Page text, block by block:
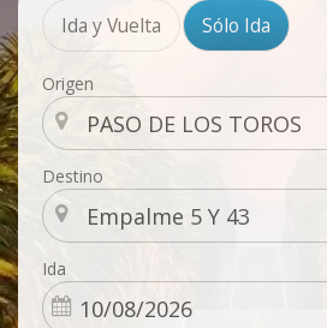
Ida y Vuelta Sólo Ida
Origen
Destino
Ida